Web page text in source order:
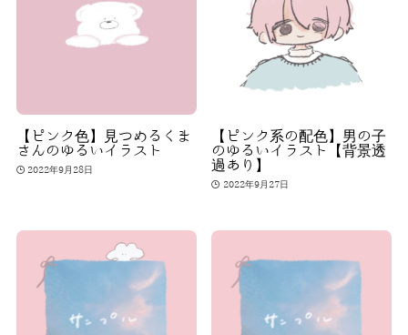
【ピンク色】見つめるくま
さんのゆるいイラスト
2022年9月28日
【ピンク系の配色】男の子
のゆるいイラスト【背景透
過あり】
2022年9月27日